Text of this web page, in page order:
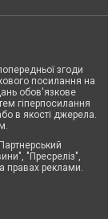
згоди
посилання на
обов'язкове
гіперпосилання
в якості джерела.
"Пресреліз",
правах реклами.